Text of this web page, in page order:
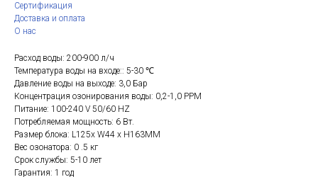
Сертификация
Доставка и оплата
О нас
Расход воды: 200-900 л/ч
Температура воды на входе:: 5-30 ℃
Давление воды на выходе: 3,0 Бар
Концентрация озонирования воды: 0,2-1,0 PPM
Питание: 100-240 V 50/60 HZ
Потребляемая мощность: 6 Вт.
Размер блока: L125x W44 x H163MM
Вес озонатора: 0 .5 кг
Срок службы: 5-10 лет
Гарантия: 1 год